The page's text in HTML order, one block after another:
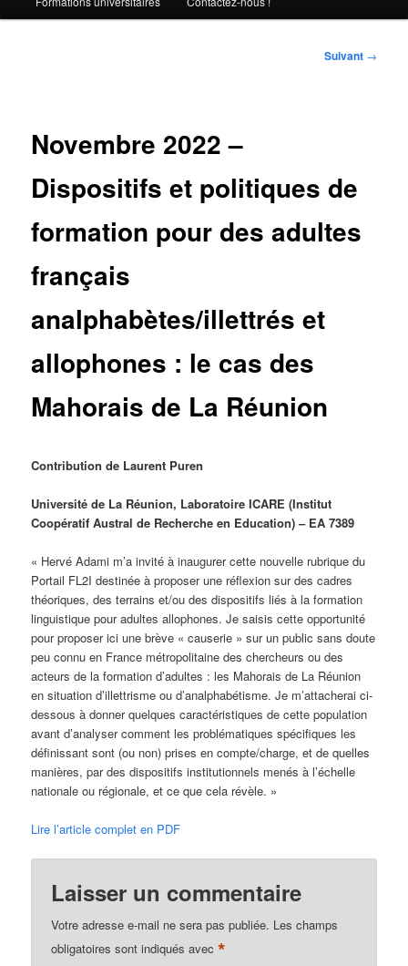
Suivant →
Novembre 2022 –
Dispositifs et politiques de
formation pour des adultes
français
analphabètes/illettrés et
allophones : le cas des
Mahorais de La Réunion
Contribution de Laurent Puren
Université de La Réunion, Laboratoire ICARE (Institut
Coopératif Austral de Recherche en Education) – EA 7389
« Hervé Adami m’a invité à inaugurer cette nouvelle rubrique du
Portail FL2I destinée à proposer une réflexion sur des cadres
théoriques, des terrains et/ou des dispositifs liés à la formation
linguistique pour adultes allophones. Je saisis cette opportunité
pour proposer ici une brève « causerie » sur un public sans doute
peu connu en France métropolitaine des chercheurs ou des
acteurs de la formation d’adultes : les Mahorais de La Réunion
en situation d’illettrisme ou d’analphabétisme. Je m’attacherai ci-
dessous à donner quelques caractéristiques de cette population
avant d’analyser comment les problématiques spécifiques les
définissant sont (ou non) prises en compte/charge, et de quelles
manières, par des dispositifs institutionnels menés à l’échelle
nationale ou régionale, et ce que cela révèle. »
Lire l’article complet en PDF
Laisser un commentaire
Votre adresse e-mail ne sera pas publiée. Les champs
obligatoires sont indiqués avec*